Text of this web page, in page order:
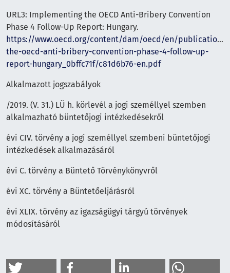
URL3: Implementing the OECD Anti-Bribery Convention
Phase 4 Follow-Up Report: Hungary.
https://www.oecd.org/content/dam/oecd/en/
the-oecd-anti-bribery-convention-phase-4-follow-up-
report-hungary_0bffc71f/c81d6b76-en.pdf
Alkalmazott jogszabályok
/2019. (V. 31.) LÜ h. körlevél a jogi személlyel szemben
alkalmazható büntetőjogi intézkedésekről
évi CIV. törvény a jogi személlyel szembeni büntetőjogi
intézkedések alkalmazásáról
évi C. törvény a Büntető Törvénykönyvről
évi XC. törvény a Büntetőeljárásról
évi XLIX. törvény az igazságügyi tárgyú törvények
módosításáról